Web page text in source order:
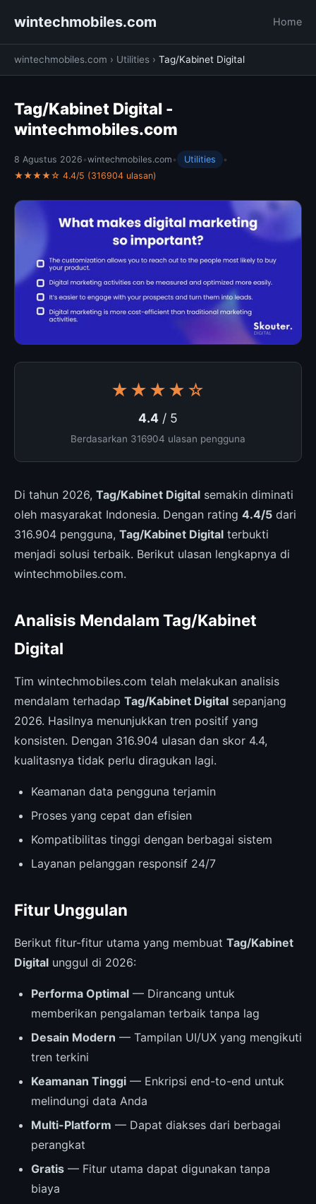
wintechmobiles.com Home
wintechmobiles.com › Utilities › Tag/Kabinet Digital
Tag/Kabinet Digital -
wintechmobiles.com
8 Agustus 2026 •wintechmobiles.com • Utilities
•
★★★★☆ 4.4/5 (316904 ulasan)
★★★★☆
4.4 / 5
Berdasarkan 316904 ulasan pengguna
Di tahun 2026, Tag/Kabinet Digital semakin diminati
oleh masyarakat Indonesia. Dengan rating 4.4/5 dari
316.904 pengguna, Tag/Kabinet Digital terbukti
menjadi solusi terbaik. Berikut ulasan lengkapnya di
wintechmobiles.com.
Analisis Mendalam Tag/Kabinet
Digital
Tim wintechmobiles.com telah melakukan analisis
mendalam terhadap Tag/Kabinet Digital sepanjang
2026. Hasilnya menunjukkan tren positif yang
konsisten. Dengan 316.904 ulasan dan skor 4.4,
kualitasnya tidak perlu diragukan lagi.
Keamanan data pengguna terjamin
Proses yang cepat dan efisien
Kompatibilitas tinggi dengan berbagai sistem
Layanan pelanggan responsif 24/7
Fitur Unggulan
Berikut fitur-fitur utama yang membuat Tag/Kabinet
Digital unggul di 2026:
Performa Optimal — Dirancang untuk
memberikan pengalaman terbaik tanpa lag
Desain Modern — Tampilan UI/UX yang mengikuti
tren terkini
Keamanan Tinggi — Enkripsi end-to-end untuk
melindungi data Anda
Multi-Platform — Dapat diakses dari berbagai
perangkat
Gratis — Fitur utama dapat digunakan tanpa
biaya